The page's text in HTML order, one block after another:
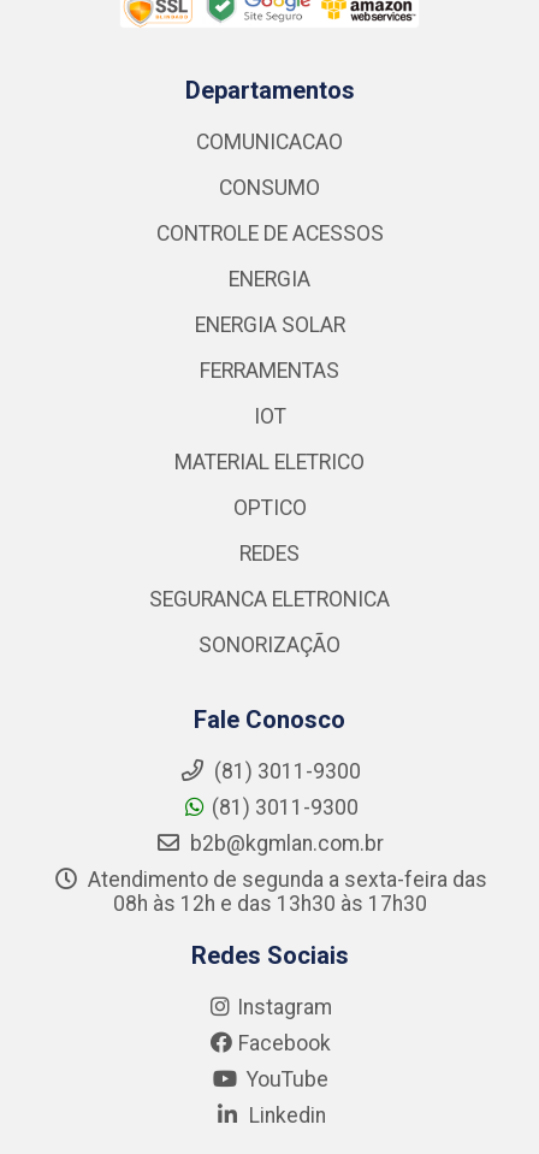
Departamentos
COMUNICACAO
CONSUMO
CONTROLE DE ACESSOS
ENERGIA
ENERGIA SOLAR
FERRAMENTAS
IOT
MATERIAL ELETRICO
OPTICO
REDES
SEGURANCA ELETRONICA
SONORIZAÇÃO
Fale Conosco
(81) 3011-9300
(81) 3011-9300
b2b@kgmlan.com.br
Atendimento de segunda a sexta-feira das
08h às 12h e das 13h30 às 17h30
Redes Sociais
Instagram
Facebook
YouTube
Linkedin